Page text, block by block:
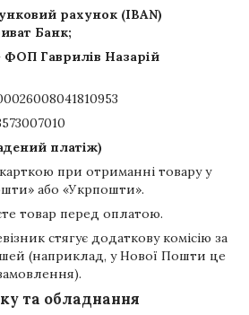
рахунок (IBAN)
Банк;
ФОП Гаврилів Назарій
платіж)
при отриманні товару у
або «Укрпошти».
товар перед оплатою.
стягує додаткову комісію за
(наприклад, у Нової Пошти це
та обладнання